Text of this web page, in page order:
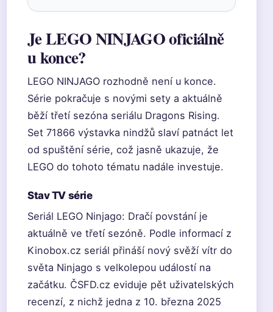
Je LEGO NINJAGO oficiálně
u konce?
LEGO NINJAGO rozhodně není u konce.
Série pokračuje s novými sety a aktuálně
běží třetí sezóna seriálu Dragons Rising.
Set 71866 výstavka nindžů slaví patnáct let
od spuštění série, což jasně ukazuje, že
LEGO do tohoto tématu nadále investuje.
Stav TV série
Seriál LEGO Ninjago: Dračí povstání je
aktuálně ve třetí sezóně. Podle informací z
Kinobox.cz seriál přináší nový svěží vítr do
světa Ninjago s velkolepou událostí na
začátku. ČSFD.cz eviduje pět uživatelských
recenzí, z nichž jedna z 10. března 2025